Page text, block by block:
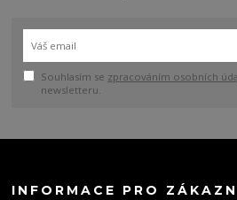
Souhlasím se zpracováním osobních
newsletteru.
INFORMACE PRO